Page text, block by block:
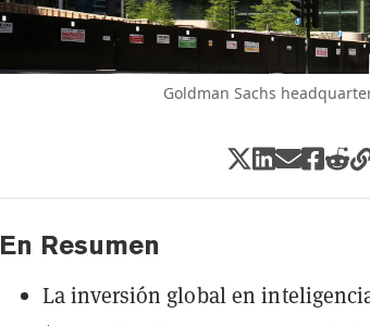
Goldman Sachs
En Resumen
La inversión global en